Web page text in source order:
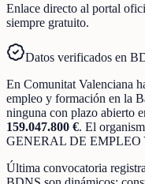
Enlace directo al portal
siempre gratuito.
Datos verificados en
En Comunitat Valenciana
empleo y formación en la
ninguna con plazo abierto
159.047.800 €. El
GENERAL DE
Última convocatoria